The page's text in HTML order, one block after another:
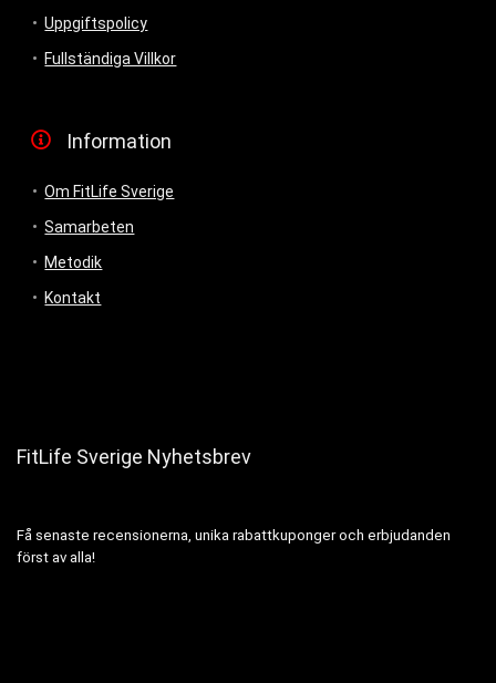
Uppgiftspolicy
Fullständiga Villkor
Information
Om FitLife Sverige
Samarbeten
Metodik
Kontakt
FitLife Sverige Nyhetsbrev
Få senaste recensionerna, unika rabattkuponger och erbjudanden
först av alla!